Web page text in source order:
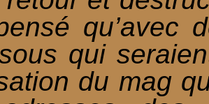
qu’avec
qui
du mag